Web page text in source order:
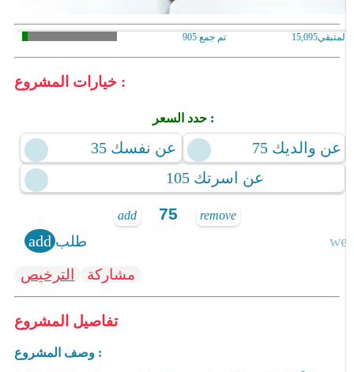
تم جمع 905 المتبقي15,095
خيارات المشروع :
حدد السعر :
35 عن نفسك
75 عن والديك
105 عن اسرتك
add remove
طلب
مشاركة الترخيص
تفاصيل المشروع
وصف المشروع :